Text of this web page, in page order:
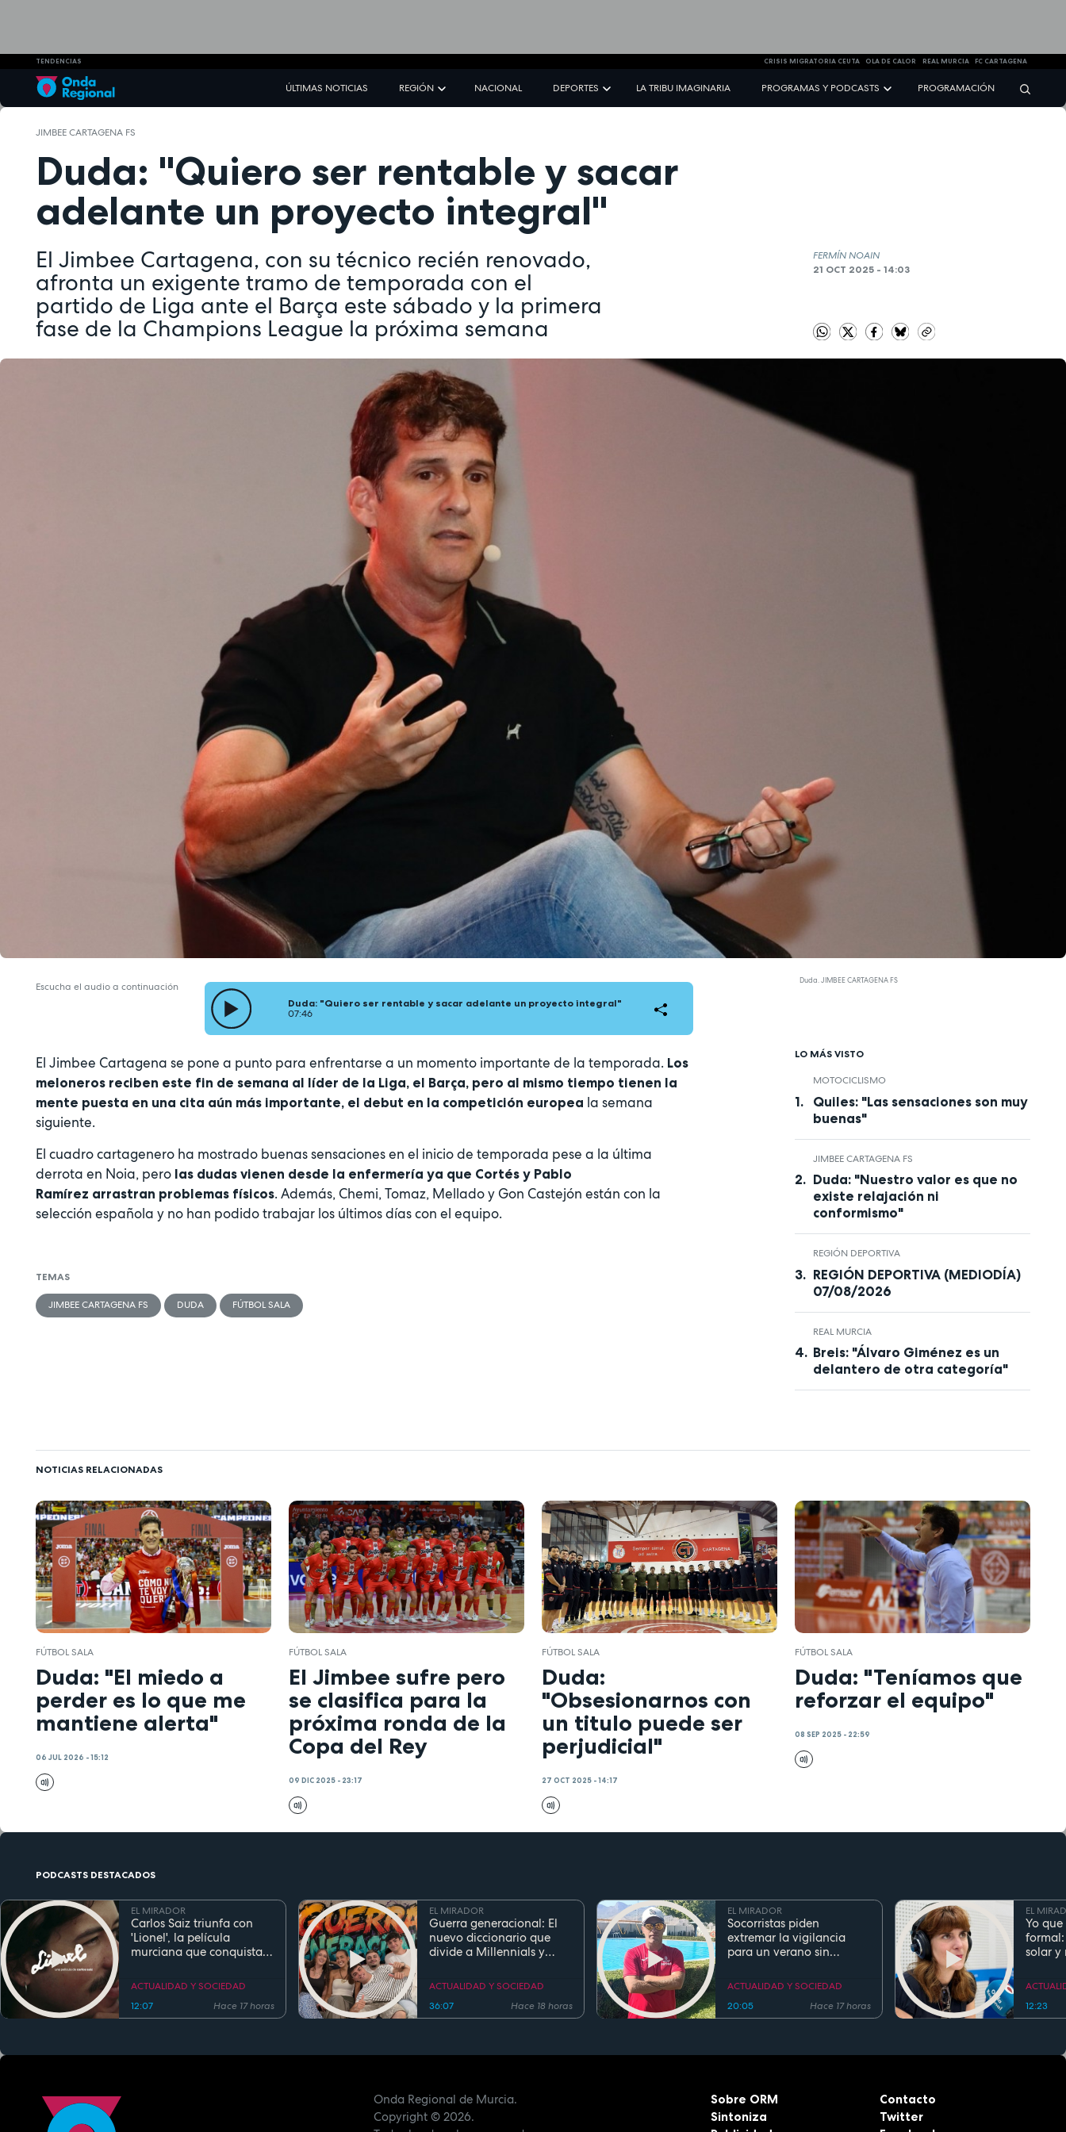
TENDENCIAS CRISIS MIGRATORIA CEUTA OLA DE CALOR REAL MURCIA FC CARTAGENA
ÚLTIMAS NOTICIAS REGIÓN NACIONAL DEPORTES LA TRIBU IMAGINARIA PROGRAMAS Y PODCASTS PROGRAMACIÓN
JIMBEE CARTAGENA FS
Duda: "Quiero ser rentable y sacar
adelante un proyecto integral"
El Jimbee Cartagena, con su técnico recién renovado,
afronta un exigente tramo de temporada con el
partido de Liga ante el Barça este sábado y la primera
fase de la Champions League la próxima semana
FERMÍN NOAIN
21 OCT 2025 - 14:03
Duda. JIMBEE CARTAGENA FS
Escucha el audio a continuación
Duda: "Quiero ser rentable y sacar adelante un proyecto integral"
07:46
El Jimbee Cartagena se pone a punto para enfrentarse a un momento importante de la temporada. Los
meloneros reciben este fin de semana al líder de la Liga, el Barça, pero al mismo tiempo tienen la
mente puesta en una cita aún más importante, el debut en la competición europea la semana
siguiente.
El cuadro cartagenero ha mostrado buenas sensaciones en el inicio de temporada pese a la última
derrota en Noia, pero las dudas vienen desde la enfermería ya que Cortés y Pablo
Ramírez arrastran problemas físicos. Además, Chemi, Tomaz, Mellado y Gon Castejón están con la
selección española y no han podido trabajar los últimos días con el equipo.
TEMAS
JIMBEE CARTAGENA FS DUDA FÚTBOL SALA
LO MÁS VISTO
MOTOCICLISMO
Quiles: "Las sensaciones son muy
buenas"
JIMBEE CARTAGENA FS
Duda: "Nuestro valor es que no
existe relajación ni
conformismo"
REGIÓN DEPORTIVA
REGIÓN DEPORTIVA (MEDIODÍA)
07/08/2026
REAL MURCIA
Breis: "Álvaro Giménez es un
delantero de otra categoría"
NOTICIAS RELACIONADAS
FÚTBOL SALA
Duda: "El miedo a
perder es lo que me
mantiene alerta"
06 JUL 2026 - 15:12
FÚTBOL SALA
El Jimbee sufre pero
se clasifica para la
próxima ronda de la
Copa del Rey
09 DIC 2025 - 23:17
FÚTBOL SALA
Duda:
"Obsesionarnos con
un titulo puede ser
perjudicial"
27 OCT 2025 - 14:17
FÚTBOL SALA
Duda: "Teníamos que
reforzar el equipo"
08 SEP 2025 - 22:59
PODCASTS DESTACADOS
EL MIRADOR
Carlos Saiz triunfa con
'Lionel', la película
murciana que conquista
estreno
ACTUALIDAD Y SOCIEDAD
12:07
Hace 17 horas
EL MIRADOR
Guerra generacional: El
nuevo diccionario que
divide a Millennials y
ACTUALIDAD Y SOCIEDAD
36:07
Hace 18 horas
EL MIRADOR
Socorristas piden
extremar la vigilancia
para un verano sin
regla de los 5 segundos
ACTUALIDAD Y SOCIEDAD
20:05
Hace 17 horas
EL
Yo
solar y
12:23
Onda Regional de Murcia.
Copyright© 2026.
Sobre ORM
Sintoniza
Contacto
Twitter